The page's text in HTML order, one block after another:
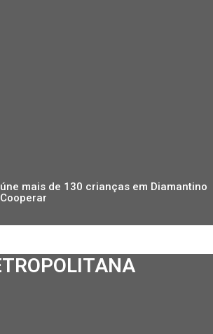
mais de 130 crianças em Diamantino